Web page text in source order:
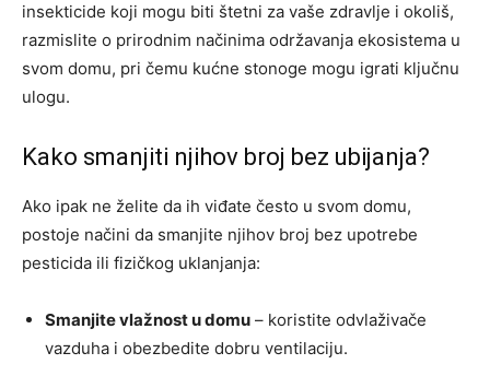
insekticide koji mogu biti štetni za vaše zdravlje i okoliš,
razmislite o prirodnim načinima održavanja ekosistema u
svom domu, pri čemu kućne stonoge mogu igrati ključnu
ulogu.
Kako smanjiti njihov broj bez ubijanja?
Ako ipak ne želite da ih viđate često u svom domu,
postoje načini da smanjite njihov broj bez upotrebe
pesticida ili fizičkog uklanjanja:
Smanjite vlažnost u domu – koristite odvlaživače
vazduha i obezbedite dobru ventilaciju.